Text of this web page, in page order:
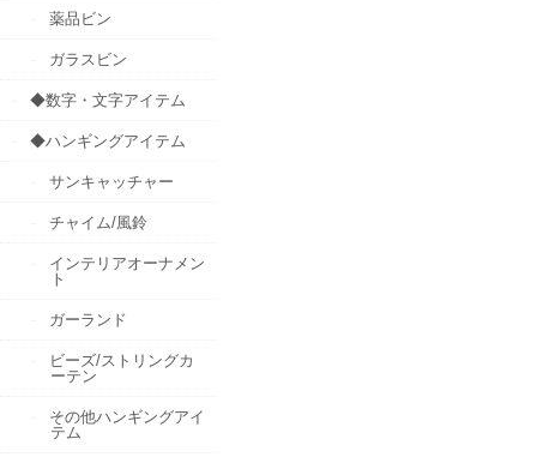
薬品ビン
ガラスビン
◆数字・文字アイテム
◆ハンギングアイテム
サンキャッチャー
チャイム/風鈴
インテリアオーナメン
ト
ガーランド
ビーズ/ストリングカ
ーテン
その他ハンギングアイ
テム